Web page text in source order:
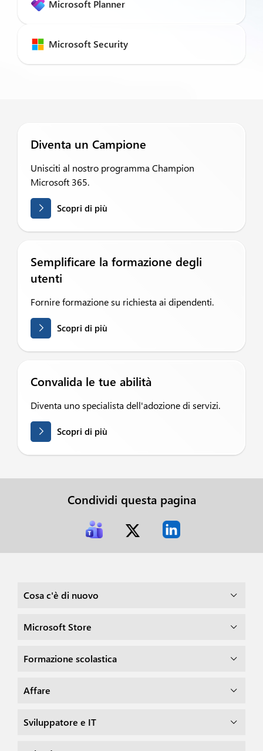
Microsoft Planner
Microsoft Security
Diventa un Campione
Unisciti al nostro programma Champion
Microsoft 365.
Scopri di più
Semplificare la formazione degli
utenti
Fornire formazione su richiesta ai dipendenti.
Scopri di più
Convalida le tue abilità
Diventa uno specialista dell'adozione di servizi.
Scopri di più
Condividi questa pagina
Cosa c'è di nuovo
Microsoft Store
Formazione scolastica
Affare
Sviluppatore e IT